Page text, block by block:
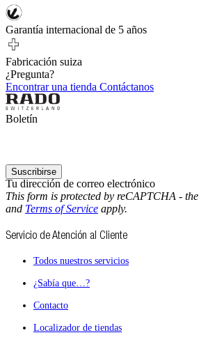
Garantía internacional de 5 años
Fabricación suiza
¿Pregunta?
Encontrar una tienda Contáctanos
Boletín
Tu dirección de correo electrónico
Suscribirse
This form is protected by reCAPTCHA - the
and Terms of Service apply.
Servicio de Atención al Cliente
Todos nuestros servicios
¿Sabía que…?
Contacto
Localizador de tiendas